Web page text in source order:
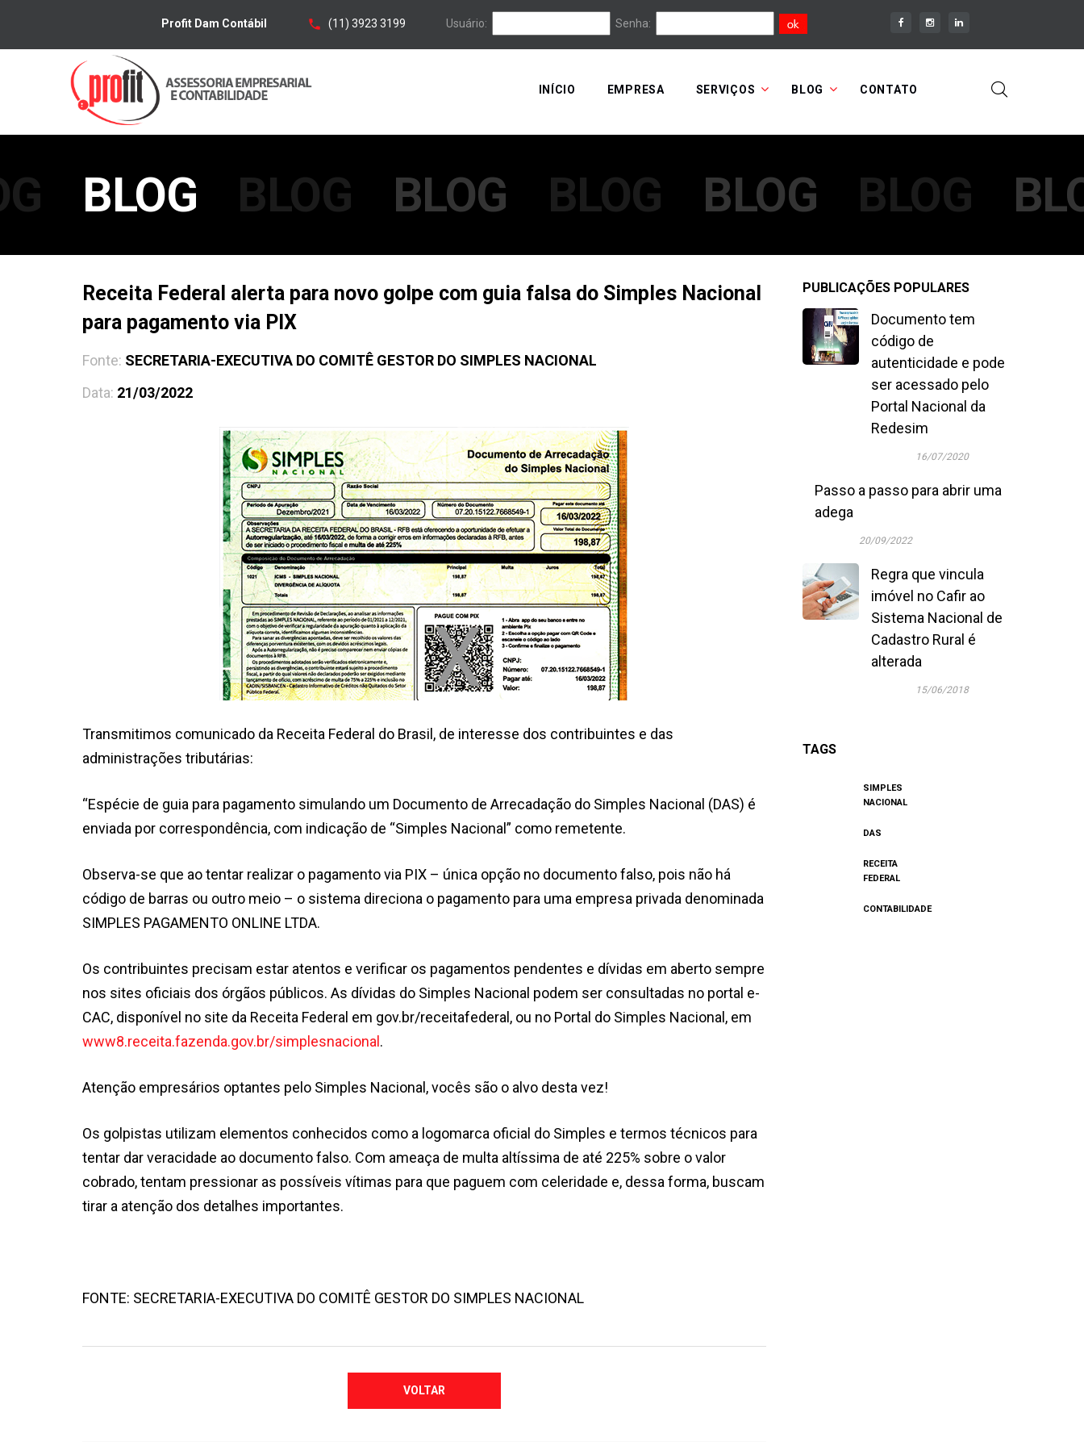
Profit Dam Contábil (11) 3923 3199 Usuário: Senha:
INÍCIO EMPRESA SERVIÇOS BLOG CONTATO
BLOG BLOG BLOG BLOG BLOG BLOG
Receita Federal alerta para novo golpe com guia falsa do Simples Nacional
para pagamento via PIX
Fonte: SECRETARIA-EXECUTIVA DO COMITÊ GESTOR DO SIMPLES NACIONAL
Data: 21/03/2022
Transmitimos comunicado da Receita Federal do Brasil, de interesse dos contribuintes e das
administrações tributárias:
“Espécie de guia para pagamento simulando um Documento de Arrecadação do Simples Nacional (DAS) é
enviada por correspondência, com indicação de “Simples Nacional” como remetente.
Observa-se que ao tentar realizar o pagamento via PIX – única opção no documento falso, pois não há
código de barras ou outro meio – o sistema direciona o pagamento para uma empresa privada denominada
SIMPLES PAGAMENTO ONLINE LTDA.
Os contribuintes precisam estar atentos e verificar os pagamentos pendentes e dívidas em aberto sempre
nos sites oficiais dos órgãos públicos. As dívidas do Simples Nacional podem ser consultadas no portal e-
CAC, disponível no site da Receita Federal em gov.br/receitafederal, ou no Portal do Simples Nacional, em
www8.receita.fazenda.gov.br/simplesnacional .
Atenção empresários optantes pelo Simples Nacional, vocês são o alvo desta vez!
Os golpistas utilizam elementos conhecidos como a logomarca oficial do Simples e termos técnicos para
tentar dar veracidade ao documento falso. Com ameaça de multa altíssima de até 225% sobre o valor
cobrado, tentam pressionar as possíveis vítimas para que paguem com celeridade e, dessa forma, buscam
tirar a atenção dos detalhes importantes.
FONTE: SECRETARIA-EXECUTIVA DO COMITÊ GESTOR DO SIMPLES NACIONAL
VOLTAR
PUBLICAÇÕES POPULARES
Documento tem
código de
autenticidade e pode
ser acessado pelo
Portal Nacional da
Redesim
16/07/2020
Passo a passo para abrir uma
adega
20/09/2022
Regra que vincula
imóvel no Cafir ao
Sistema Nacional de
Cadastro Rural é
alterada
15/06/2018
TAGS
SIMPLES
NACIONAL
DAS
RECEITA
FEDERAL
CONTABILIDADE